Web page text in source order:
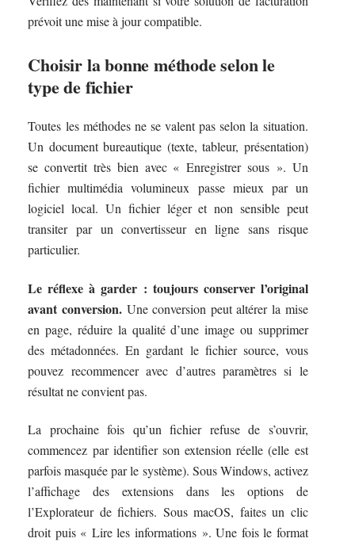
prévoit une mise à jour compatible.
Choisir la bonne méthode selon le
type de fichier
Toutes les méthodes ne se valent pas selon la situation.
Un document bureautique (texte, tableur, présentation)
se convertit très bien avec « Enregistrer sous ». Un
fichier multimédia volumineux passe mieux par un
logiciel local. Un fichier léger et non sensible peut
transiter par un convertisseur en ligne sans risque
particulier.
Le réflexe à garder : toujours conserver l’original
avant conversion.Une conversion peut altérer la mise
en page, réduire la qualité d’une image ou supprimer
des métadonnées. En gardant le fichier source, vous
pouvez recommencer avec d’autres paramètres si le
résultat ne convient pas.
La prochaine fois qu’un fichier refuse de s’ouvrir,
commencez par identifier son extension réelle (elle est
parfois masquée par le système). Sous Windows, activez
l’affichage des extensions dans les options de
l’Explorateur de fichiers. Sous macOS, faites un clic
droit puis « Lire les informations ». Une fois le format